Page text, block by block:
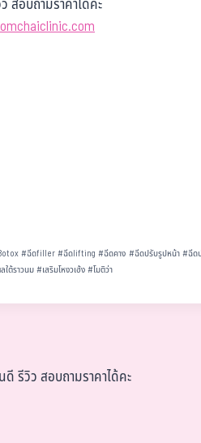
สอบถามราคาได้คะ
#ฉีดfiller#ฉีดlifting #ฉีดคาง #ฉีดปรับรูปหน้า #ฉีด
ใต้ราวนม#เสริมโหงวเฮ้ง#โมติว่า
รีวิว สอบถามราคาได้คะ